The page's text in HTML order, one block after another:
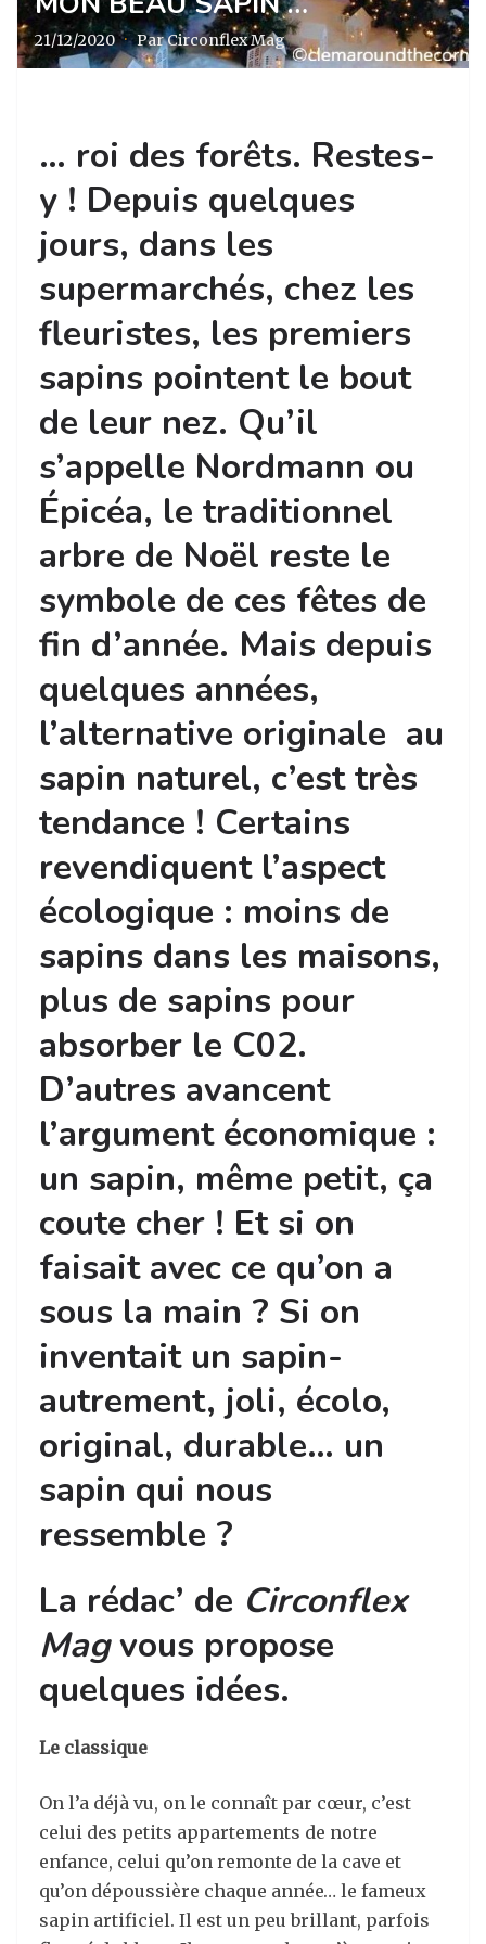
21/12/2020 · Par Circonflex Mag
… roi des forêts. Restes-
y ! Depuis quelques
jours, dans les
supermarchés, chez les
fleuristes, les premiers
sapins pointent le bout
de leur nez. Qu’il
s’appelle Nordmann ou
Épicéa, le traditionnel
arbre de Noël reste le
symbole de ces fêtes de
fin d’année. Mais depuis
quelques années,
l’alternative originale au
sapin naturel, c’est très
tendance ! Certains
revendiquent l’aspect
écologique : moins de
sapins dans les maisons,
plus de sapins pour
absorber le C02.
D’autres avancent
l’argument économique :
un sapin, même petit, ça
coute cher ! Et si on
faisait avec ce qu’on a
sous la main ? Si on
inventait un sapin-
autrement, joli, écolo,
original, durable… un
sapin qui nous
ressemble ?
La rédac’ de Circonflex
Magvous propose
quelques idées.
Le classique
On l’a déjà vu, on le connaît par cœur, c’est
celui des petits appartements de notre
enfance, celui qu’on remonte de la cave et
qu’on dépoussière chaque année… le fameux
sapin artificiel. Il est un peu brillant, parfois